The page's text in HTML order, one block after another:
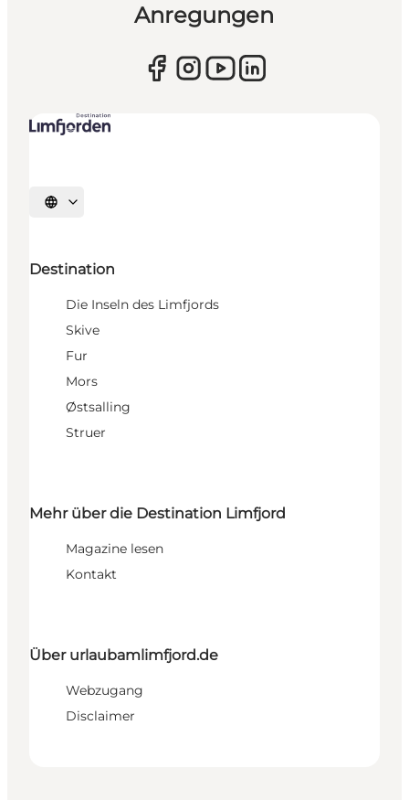
Anregungen
Sprache auswählen
Destination
Die Inseln des Limfjords
Skive
Fur
Mors
Østsalling
Struer
Mehr über die Destination Limfjord
Magazine lesen
Kontakt
Über urlaubamlimfjord.de
Webzugang
Disclaimer